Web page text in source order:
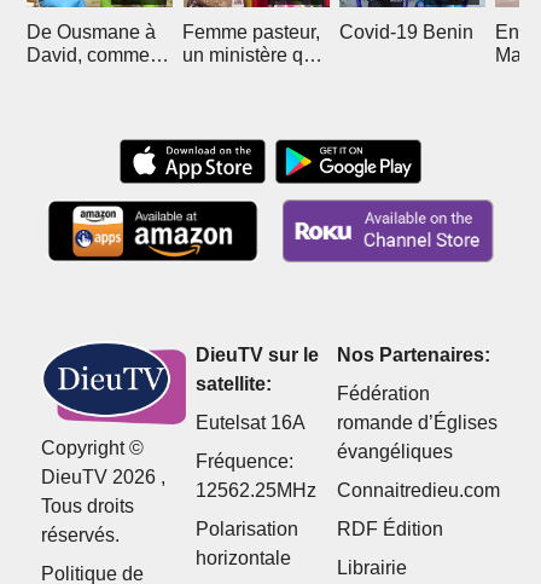
De Ousmane à
David, comment
Femme pasteur,
un ministère qui
Covid-19 Benin
En
Mali
Copyright ©
DieuTV 2026 ,
Tous droits
réservés.
Politique de
DieuTV sur le
satellite:
Eutelsat 16A
Fréquence:
12562.25MHz
Polarisation
horizontale
Nos Partenaires:
Fédération
romande d’Églises
évangéliques
Connaitredieu.com
RDF Édition
Librairie